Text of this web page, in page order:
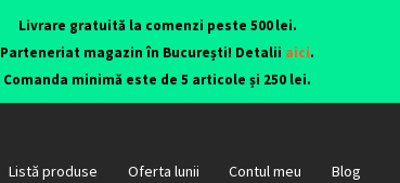
Livrare gratuită la comenzi peste 500 lei.
Parteneriat magazin în București! Detalii aici.
Comanda minimă este de 5 articole și 250 lei.
Listă produse Oferta lunii Contul meu Blog